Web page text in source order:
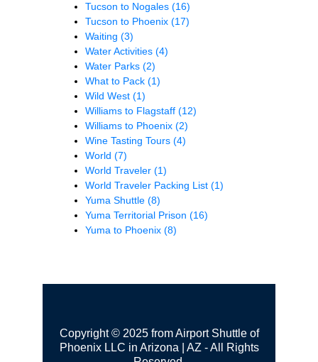
Tucson to Nogales (16)
Tucson to Phoenix (17)
Waiting (3)
Water Activities (4)
Water Parks (2)
What to Pack (1)
Wild West (1)
Williams to Flagstaff (12)
Williams to Phoenix (2)
Wine Tasting Tours (4)
World (7)
World Traveler (1)
World Traveler Packing List (1)
Yuma Shuttle (8)
Yuma Territorial Prison (16)
Yuma to Phoenix (8)
Copyright © 2025 from Airport Shuttle of
Phoenix LLC in Arizona | AZ - All Rights